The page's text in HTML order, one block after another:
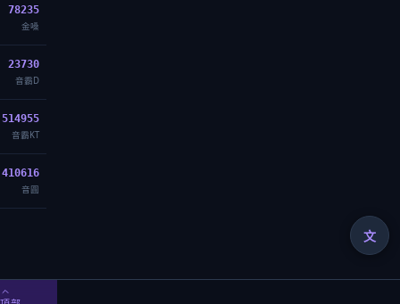
78235
金嗓
23730
音霸D
514955
音霸KT
410616
音圓
文